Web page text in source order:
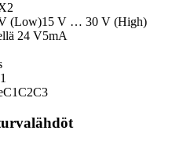
(Low)15 V … 30 V (High)
24 V5mA
C1C2C3